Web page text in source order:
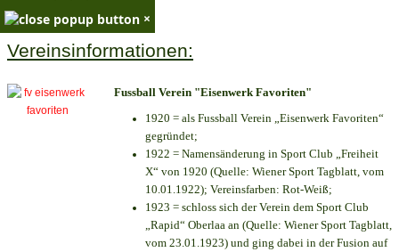
×
Vereinsinformationen:
Fussball Verein "Eisenwerk Favoriten"
1920 = als Fussball Verein „Eisenwerk Favoriten“
gegründet;
1922 = Namensänderung in Sport Club „Freiheit
X“ von 1920 (Quelle: Wiener Sport Tagblatt, vom
10.01.1922); Vereinsfarben: Rot-Weiß;
1923 = schloss sich der Verein dem Sport Club
„Rapid“ Oberlaa an (Quelle: Wiener Sport Tagblatt,
vom 23.01.1923) und ging dabei in der Fusion auf